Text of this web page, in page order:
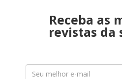
Receba as
revistas da